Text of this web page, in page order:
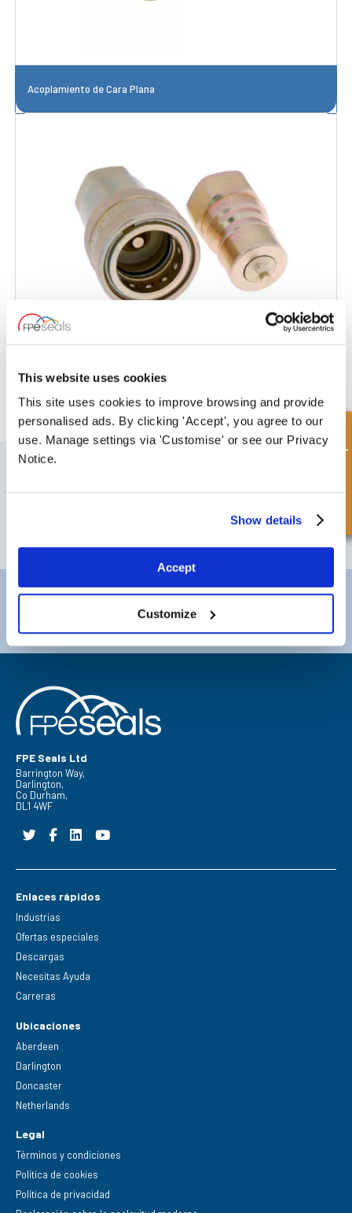
This website uses cookies
This site uses cookies to improve browsing and provide
personalised ads. By clicking 'Accept', you agree to our
use. Manage settings via 'Customise' or see our Privacy
Notice.
Show details
Accept
Customize
Acoplamiento de Cara Plana
Acoplamiento de Liberación Rápida
SUSCRÍBETE A NUESTRO BOLETÍN
Darlington
+44 (0) 1325 282732
Doncaster
Correo
FPE Seals Ltd
Barrington Way,
Darlington,
Co Durham,
DL1 4WF
Enlaces rápidos
Industrias
Ofertas especiales
Descargas
Necesitas Ayuda
Carreras
Ubicaciones
Aberdeen
Darlington
Doncaster
Netherlands
Legal
Términos y condiciones
Política de cookies
Política de privacidad
Consulta rápida